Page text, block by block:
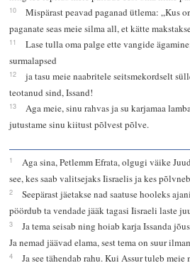
10
Mispärast peavad paganad ütlema: „Kus
paganate seas meie silma all, et kätte
11
Lase tulla oma palge ette vangide
surmalapsed
12
ja tasu meie naabritele seitsmekordselt
teotanud sind, Issand!
13
Aga meie, sinu rahvas ja su karjamaa
jutustame sinu kiitust põlvest põlve.
1
Aga sina, Petlemm Efrata, olgugi väike
see, kes saab valitsejaks Iisraelis ja kes
2
Seepärast jäetakse nad saatuse hooleks
pöördub ta vendade jääk tagasi Iisraeli laste
3
Ja tema seisab ning hoiab karja Issanda
Ja nemad jäävad elama, sest tema on suur
4 Ja see tähendab rahu. Kui Assur tuleb meie